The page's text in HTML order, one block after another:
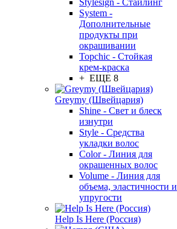
Stylesign - Стайлинг
System -
Дополнительные
продукты при
окрашивании
Topchic - Стойкая
крем-краска
+ ЕЩЕ 8
Greymy (Швейцария)
Shine - Свет и блеск
изнутри
Style - Средства
укладки волос
Color - Линия для
окрашенных волос
Volume - Линия для
объема, эластичности и
упругости
Help Is Here (Россия)